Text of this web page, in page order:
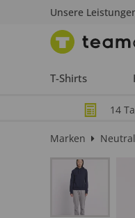
Unsere
T-Shirts
14
Marken Neutral